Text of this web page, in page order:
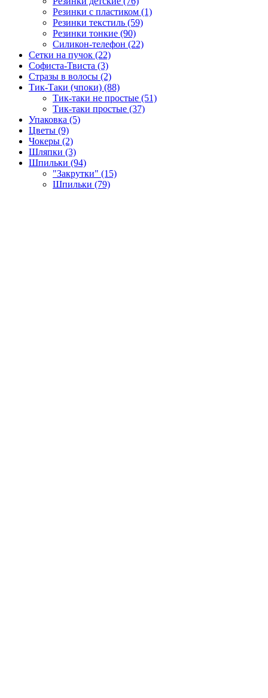
Резинки с пластиком (1)
Резинки текстиль (59)
Резинки тонкие (90)
Силикон-телефон (22)
Сетки на пучок (22)
Софиста-Твиста (3)
Стразы в волосы (2)
Тик-Таки (чпоки) (88)
Тик-таки не простые (51)
Тик-таки простые (37)
Упаковка (5)
Цветы (9)
Чокеры (2)
Шляпки (3)
Шпильки (94)
"Закрутки" (15)
Шпильки (79)